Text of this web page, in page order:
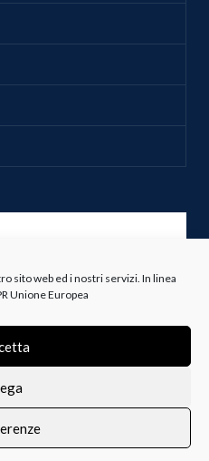
sito web ed i nostri servizi. In linea
Unione Europea